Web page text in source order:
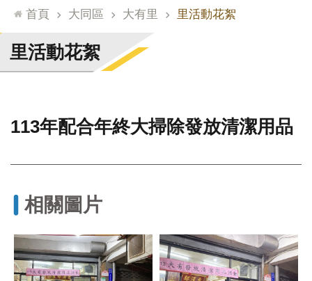
通
臺
北
市
門
整
統
文
化
首頁 大同區 大有里 里活動花絮
里活動花絮
113年配合年終大掃除發放清潔用品
相關圖片